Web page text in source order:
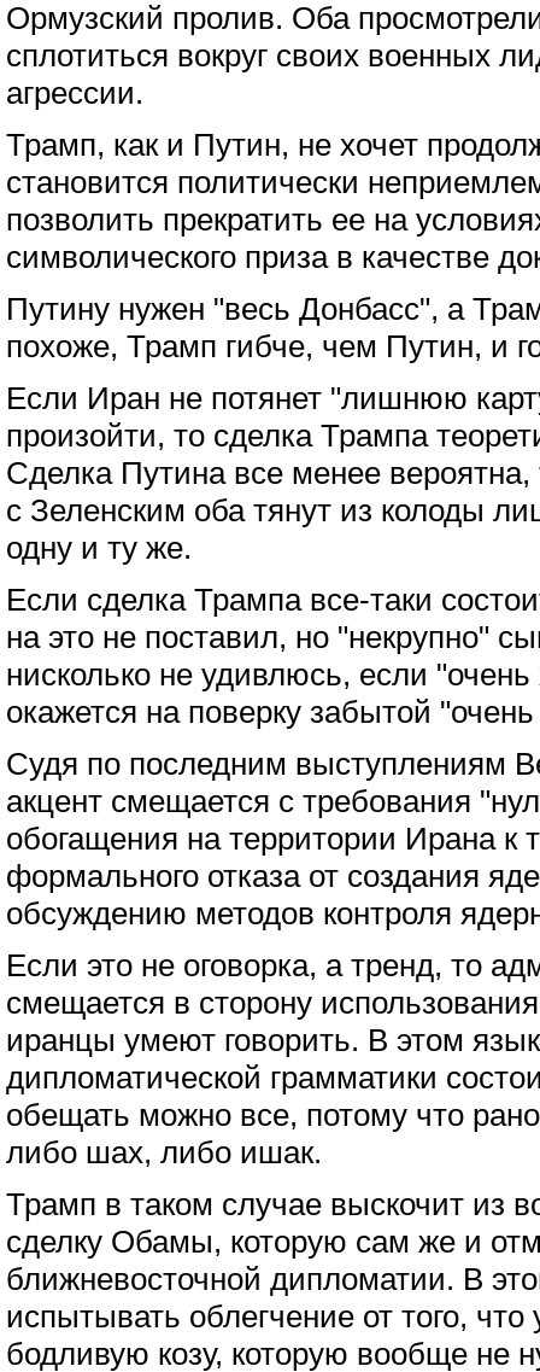
Ормузский пролив. Оба
сплотиться вокруг своих военных
агрессии.
Трамп, как и Путин, не хочет
становится политически
позволить прекратить ее на
символического приза в качестве
Путину нужен "весь Донбасс", а
похоже, Трамп гибче, чем Путин, и
Если Иран не потянет "лишнюю
произойти, то сделка Трампа
Сделка Путина все менее вероятна,
с Зеленским оба тянут из колоды
одну и ту же.
Если сделка Трампа все-таки
на это не поставил, но "некрупно"
нисколько не удивлюсь, если
окажется на поверку забытой
Судя по последним выступлениям
акцент смещается с требования
обогащения на территории Ирана к
формального отказа от создания
обсуждению методов контроля
Если это не оговорка, а тренд, то
смещается в сторону
иранцы умеют говорить. В этом
дипломатической грамматики
обещать можно все, потому что
либо шах, либо ишак.
Трамп в таком случае выскочит из
сделку Обамы, которую сам же и
ближневосточной дипломатии. В
испытывать облегчение от того,
бодливую козу, которую вообще не